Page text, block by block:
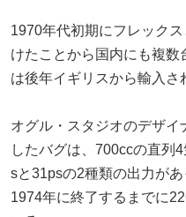
1970年代初期にフレック
けたことから国内にも複
は後年イギリスから輸入さ
オグル・スタジオのデザイ
したバグは、700ccの直列
sと31psの2種類の出力が
1974年に終了するまでに